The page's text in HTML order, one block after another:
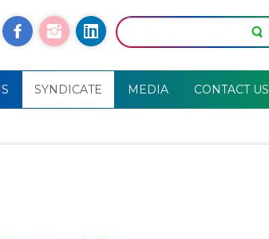
SYNDICATE MEDIA CONTACT US